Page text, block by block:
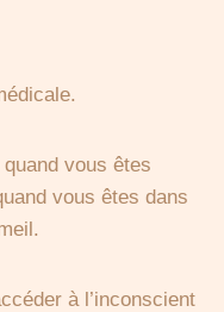
vous êtes
vous êtes dans
à l’inconscient